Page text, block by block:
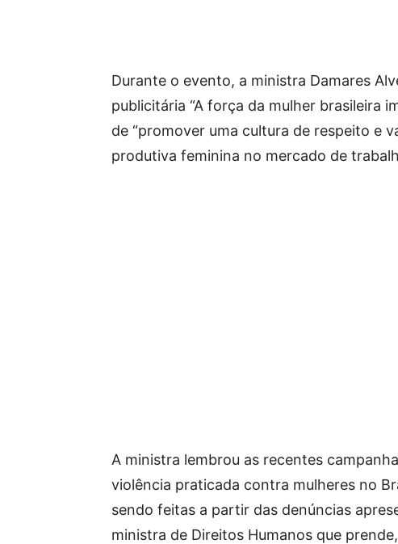
Durante o evento, a ministra Damares
publicitária “A força da mulher brasileira
de “promover uma cultura de respeito e
produtiva feminina no mercado de
A ministra lembrou as recentes
violência praticada contra mulheres no
sendo feitas a partir das denúncias
ministra de Direitos Humanos que